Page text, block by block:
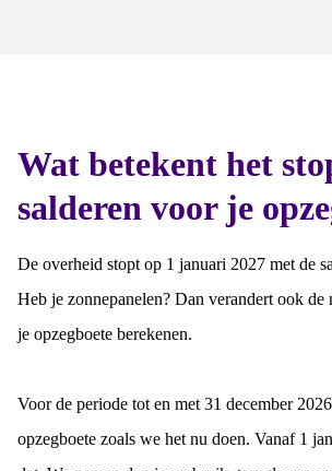
Wat betekent het
salderen voor je
De overheid stopt op 1 januari 2027 met de
Heb je zonnepanelen? Dan verandert ook de
je opzegboete berekenen.
Voor de periode tot en met 31 december
opzegboete zoals we het nu doen. Vanaf 1